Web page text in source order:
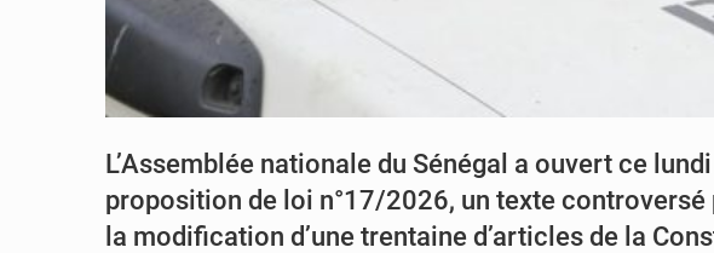
L’Assemblée nationale du Sénégal a ouvert ce
proposition de loi n°17/2026, un texte
la modification d’une trentaine d’articles de la